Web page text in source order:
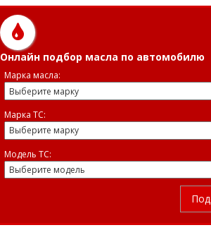
Онлайн подбор масла по автомобилю
Марка масла:
Марка ТС:
Модель ТС: